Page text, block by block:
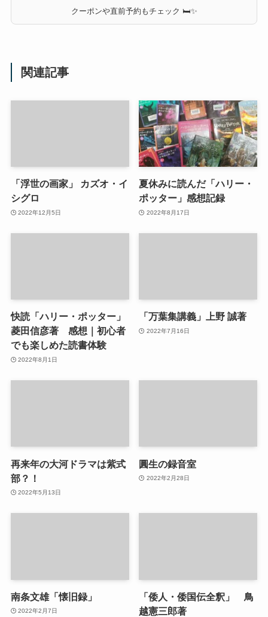
クーポンや直前予約もチェック 🛏✨
関連記事
「浮世の画家」 カズオ・イ
シグロ
2022年12月5日
夏休みに読んだ「ハリー・
ポッター」感想記録
2022年8月17日
快読「ハリー・ポッター」
菱田信彦著 感想｜初心者
でも楽しめた読書体験
2022年8月1日
「万葉集講義」上野 誠著
2022年7月16日
再来年の大河ドラマは紫式
部？！
2022年5月13日
圓生の録音室
2022年2月28日
南条文雄「懐旧録」
2022年2月7日
「倭人・倭国伝全釈」 鳥
越憲三郎著